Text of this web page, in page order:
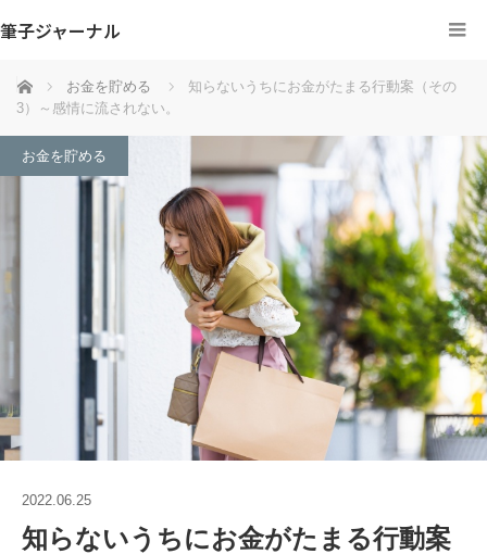
筆子ジャーナル
ホーム お金を貯める
知らないうちにお金がたまる行動案（その
3）～感情に流されない。
お金を貯める
2022.06.25
知らないうちにお金がたまる行動案